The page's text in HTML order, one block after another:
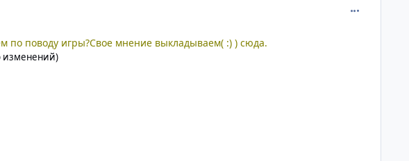
по поводу игры?Свое мнение выкладываем( :) ) сюда.
изменений)